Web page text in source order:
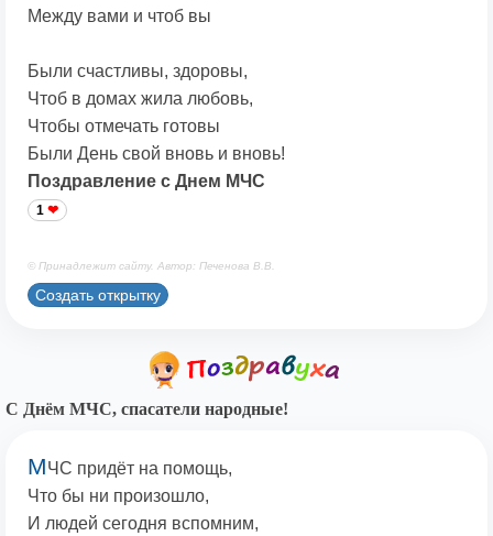
Между вами и чтоб вы
Были счастливы, здоровы,
Чтоб в домах жила любовь,
Чтобы отмечать готовы
Были День свой вновь и вновь!
Поздравление с Днем МЧС
1
© Принадлежит сайту. Автор: Печенова В.В.
Создать открытку
С Днём МЧС, спасатели народные!
МЧС придёт на помощь,
Что бы ни произошло,
И людей сегодня вспомним,